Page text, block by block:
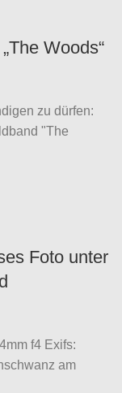
Woods“
zu dürfen:
"The
Foto unter
f4 Exifs:
am